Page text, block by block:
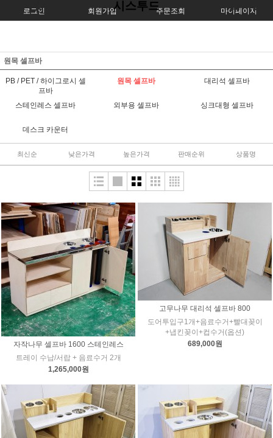
로그인 회원가입 주문조회 마이페이지
시스투드
원목 셀프바
PB / PET / 하이그로시 셀
프바
원목 셀프바 대리석 셀프바
스테인레스 셀프바 외부용 셀프바 싱크대형 셀프바
데스크 카운터
최신순 낮은가격 높은가격 판매순위 상품명
자작나무 셀프바 1600 스테인레스
트레이 수납/서랍 + 음료수거 2개
1,265,000원
고무나무 대리석 셀프바 800
도어투입구1개+음료수거+빨대꽂이
+냅킨꽂이+컵수거(옵션)
689,000원